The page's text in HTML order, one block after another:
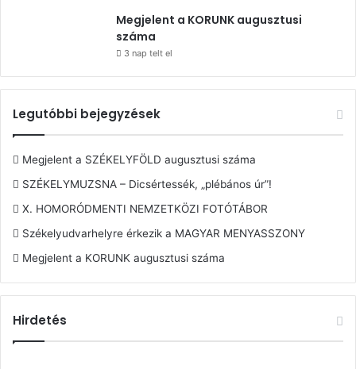
Megjelent a KORUNK augusztusi
száma
3 nap telt el
Legutóbbi bejegyzések
Megjelent a SZÉKELYFÖLD augusztusi száma
SZÉKELYMUZSNA – Dicsértessék, „plébános úr”!
X. HOMORÓDMENTI NEMZETKÖZI FOTÓTÁBOR
Székelyudvarhelyre érkezik a MAGYAR MENYASSZONY
Megjelent a KORUNK augusztusi száma
Hirdetés